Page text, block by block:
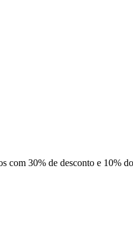
30% de desconto e 10%